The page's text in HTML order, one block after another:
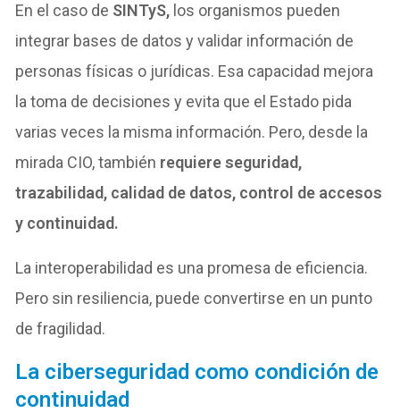
En el caso de SINTyS, los organismos pueden
integrar bases de datos y validar información de
personas físicas o jurídicas. Esa capacidad mejora
la toma de decisiones y evita que el Estado pida
varias veces la misma información. Pero, desde la
mirada CIO, también requiere seguridad,
trazabilidad, calidad de datos, control de accesos
y continuidad.
La interoperabilidad es una promesa de eficiencia.
Pero sin resiliencia, puede convertirse en un punto
de fragilidad.
La ciberseguridad como condición de
continuidad